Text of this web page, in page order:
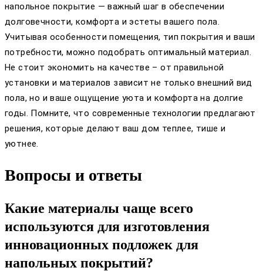
напольное покрытие — важный шаг в обеспечении
долговечности, комфорта и эстеты вашего пола.
Учитывая особенности помещения, тип покрытия и ваши
потребности, можно подобрать оптимальный материал.
Не стоит экономить на качестве – от правильной
установки и материалов зависит не только внешний вид
пола, но и ваше ощущение уюта и комфорта на долгие
годы. Помните, что современные технологии предлагают
решения, которые делают ваш дом теплее, тише и
уютнее.
Вопросы и ответы
Какие материалы чаще всего
используются для изготовления
инновационных подложек для
напольных покрытий?